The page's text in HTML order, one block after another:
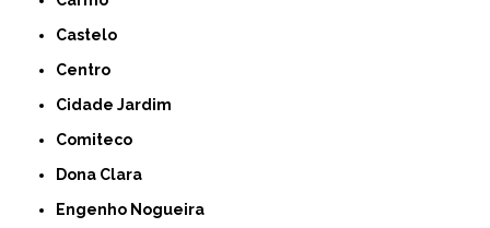
Castelo
Centro
Cidade Jardim
Comiteco
Dona Clara
Engenho Nogueira